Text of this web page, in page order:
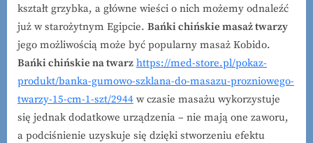
kształt grzybka, a główne wieści o nich możemy odnaleźć
już w starożytnym Egipcie. Bańki chińskie masaż twarzy
jego możliwością może być popularny masaż Kobido.
Bańki chińskie na twarz https://med-store.pl/pokaz-
produkt/banka-gumowo-szklana-do-masazu-prozniowego-
twarzy-15-cm-1-szt/2944 w czasie masażu wykorzystuje
się jednak dodatkowe urządzenia – nie mają one zaworu,
a podciśnienie uzyskuje się dzięki stworzeniu efektu